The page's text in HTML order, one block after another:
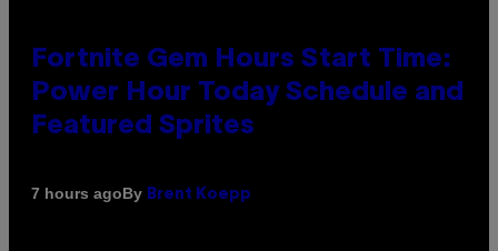
Fortnite Gem Hours Start Time:
Power Hour Today Schedule and
Featured Sprites
7 hours agoBy Brent Koepp